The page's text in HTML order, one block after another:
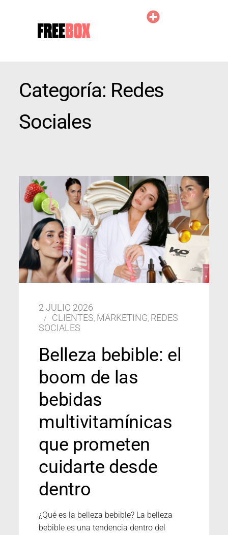
Categoría: Redes
Sociales
2 JULIO 2026
CLIENTES, MARKETING, REDES
SOCIALES
Belleza bebible: el
boom de las
bebidas
multivitamínicas
que prometen
cuidarte desde
dentro
¿Qué es la belleza bebible? La belleza
bebible es una tendencia dentro del